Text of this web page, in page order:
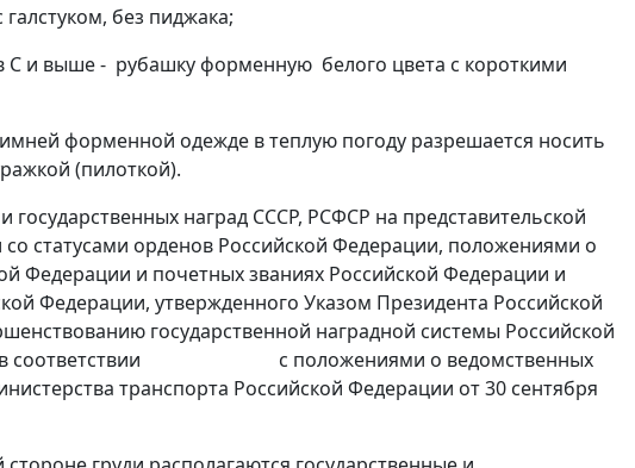
без пиджака;
С и выше - рубашку форменную белого цвета с короткими
форменной одежде в теплую погоду разрешается носить
(пилоткой).
наград СССР, РСФСР на представительской
статусами орденов Российской Федерации, положениями о
Федерации и почетных званиях Российской Федерации и
Федерации, утвержденного Указом Президента Российской
государственной наградной системы Российской
- в соответствии с положениями о ведомственных
транспорта Российской Федерации от 30 сентября